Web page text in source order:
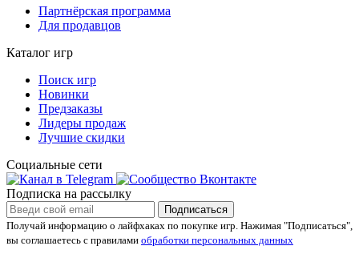
Партнёрская программа
Для продавцов
Каталог игр
Поиск игр
Новинки
Предзаказы
Лидеры продаж
Лучшие скидки
Социальные сети
Подписка на рассылку
Подписаться
Получай информацию о лайфхаках по покупке игр. Нажимая "Подписаться",
вы соглашаетесь с правилами обработки персональных данных